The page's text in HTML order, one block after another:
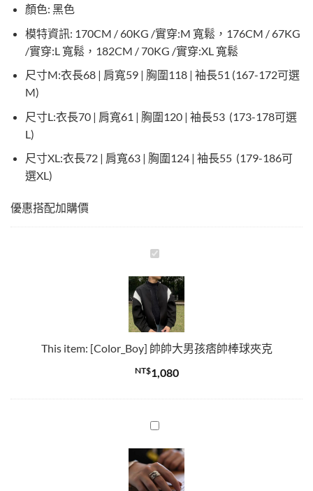
顏色: 黑色
模特資訊: 170CM / 60KG /實穿:M 寬鬆，176CM / 67KG
/實穿:L 寬鬆，182CM / 70KG /實穿:XL 寬鬆
尺寸M:衣長68 | 肩寬59 | 胸圍118 | 袖長51 (167-172可選
M)
尺寸L:衣長70 | 肩寬61 | 胸圍120 | 袖長53 (173-178可選
L)
尺寸XL:衣長72 | 肩寬63 | 胸圍124 | 袖長55 (179-186可
選XL)
優惠搭配加購價
[Color_Boy]
帥
男
孩
痞
帥
球
克
This item: [Color_Boy] 帥帥大男孩痞帥棒球夾克
NT$1,080
復
個
性